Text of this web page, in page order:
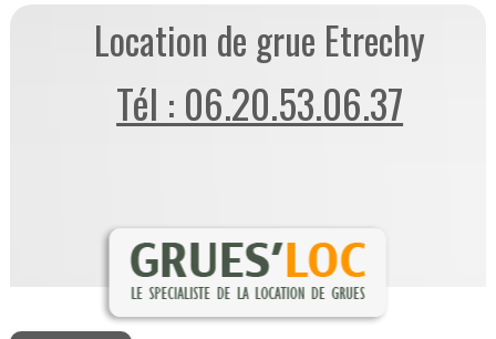
Location de grue Etrechy
Tél : 06.20.53.06.37